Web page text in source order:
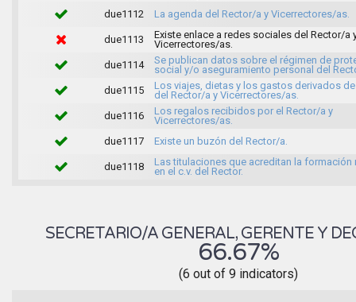
due1112
La agenda del Rector/a y Vicerrectores/as.
due1113
Existe enlace a redes sociales del Rector/a
Vicerrectores/as.
due1114
Se publican datos sobre el régimen de
social y/o aseguramiento personal del
due1115
Los viajes, dietas y los gastos derivados
del Rector/a y Vicerrectores/as.
due1116
Los regalos recibidos por el Rector/a y
Vicerrectores/as.
due1117
Existe un buzón del Rector/a.
due1118
Las titulaciones que acreditan la formación
en el c.v. del Rector.
SECRETARIO/A GENERAL, GERENTE Y
66.67%
(6 out of 9 indicators)